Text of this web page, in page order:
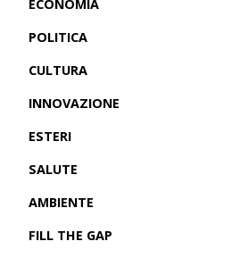
ECONOMIA
POLITICA
CULTURA
INNOVAZIONE
ESTERI
SALUTE
AMBIENTE
FILL THE GAP